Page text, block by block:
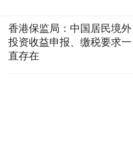
香港保监局：中国居民境外
投资收益申报、缴税要求一
直存在